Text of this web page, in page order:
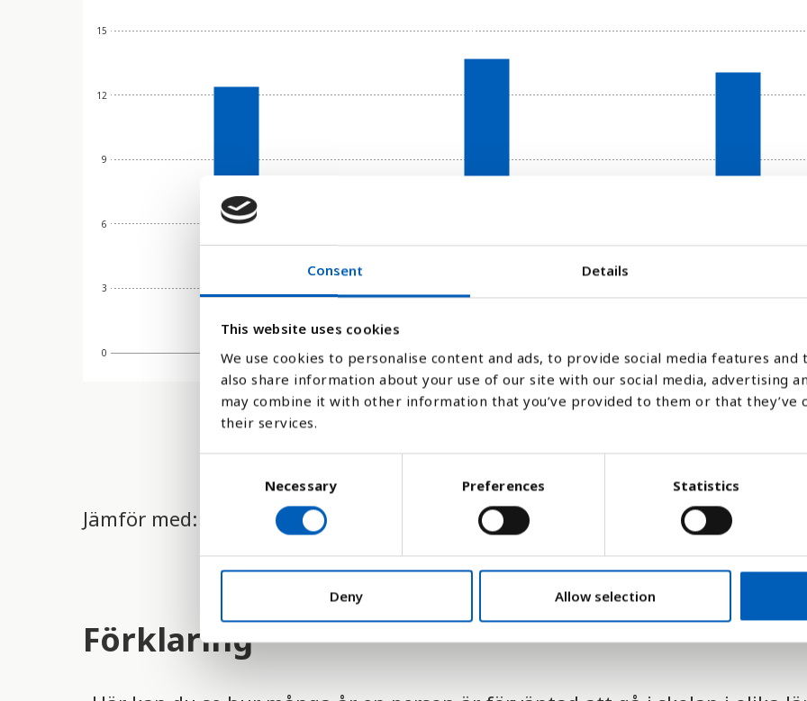
Consent Details
This website uses cookies
We use cookies to personalise content and ads, to provide social media features and
also share information about your use of our site with our social media, advertising
may combine it with other information that you’ve provided to them or that they’ve
their services.
e
Necessary Preferences Statistics
Deny Allow selection
0
3
6
9
12
15
2010 2017 2018
Stapeldiagram
Jämför med:
Förklaring